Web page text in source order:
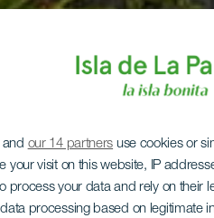
and our 14 partners use cookies or
your visit on this website, IP
process your data and rely on their
processing based on legitimate